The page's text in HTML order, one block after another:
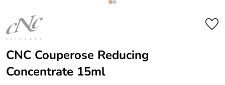
CNC Couperose Reducing
Concentrate 15ml